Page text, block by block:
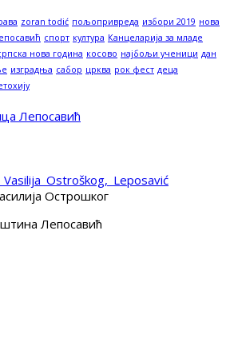
zoran todić пољопривреда избори 2019 нова
спорт култура Канцеларија за младе
нова година косово најбољи ученици дан
изградња сабор црква рок фест деца
Острошког
Лепосавић